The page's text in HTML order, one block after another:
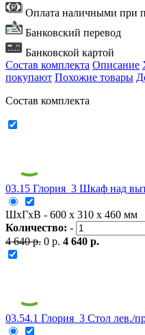
Оплата наличными при
Банковский перевод
Банковской картой
Состав комплекта Описание
покупают Похожие товары
Состав комплекта
03.15 Глория_3 Шкаф над
ШxГxВ - 600 x 310 x 460 мм
Количество: -
4 640 р. 0 р. 4 640 р.
03.54.1 Глория_3 Стол лев./